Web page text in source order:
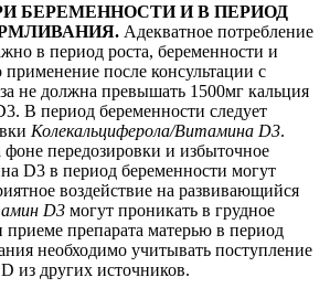
БЕРЕМЕННОСТИ И В ПЕРИОД
Адекватное потребление
в период роста, беременности и
после консультации с
не должна превышать 1500мг кальция
В период беременности следует
Колекальциферола/Витамина D3.
передозировки и избыточное
D3 в период беременности могут
воздействие на развивающийся
D3 могут проникать в грудное
препарата матерью в период
необходимо учитывать поступление
из других источников.